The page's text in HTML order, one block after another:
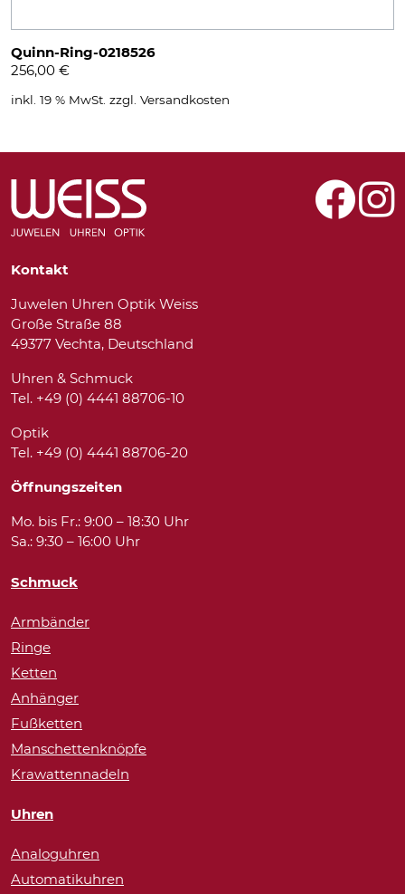
Quinn-Ring-0218526
256,00 €
inkl. 19 % MwSt. zzgl. Versandkosten
Kontakt
Juwelen Uhren Optik Weiss
Große Straße 88
49377 Vechta, Deutschland
Uhren & Schmuck
Tel. +49 (0) 4441 88706-10
Optik
Tel. +49 (0) 4441 88706-20
Öffnungszeiten
Mo. bis Fr.: 9:00 – 18:30 Uhr
Sa.: 9:30 – 16:00 Uhr
Schmuck
Armbänder
Ringe
Ketten
Anhänger
Fußketten
Manschettenknöpfe
Krawattennadeln
Uhren
Analoguhren
Automatikuhren